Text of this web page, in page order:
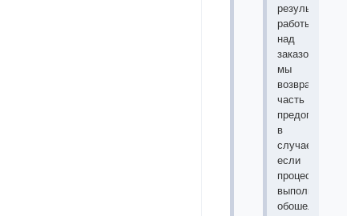
результатам
работы
над
заказом
мы
возвращаем
часть
предоплаты
в
случае,
если
процесс
выполнения
обошелся